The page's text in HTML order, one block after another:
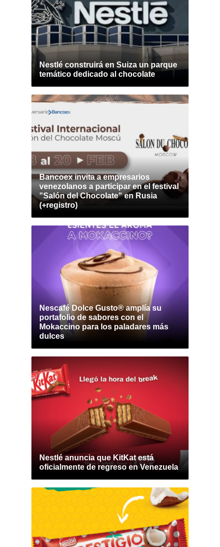
Nestlé construirá en Suiza un parque
temático dedicado al chocolate
Bancoex invita a empresarios
venezolanos a participar en el festival
"Salón del Chocolate" en Rusia
(+registro)
Nescafé Dolce Gusto® amplía su
portafolio de sabores con el
Mokaccino para los paladares más
dulces
Nestlé anuncia que KitKat está
oficialmente de regreso en Venezuela